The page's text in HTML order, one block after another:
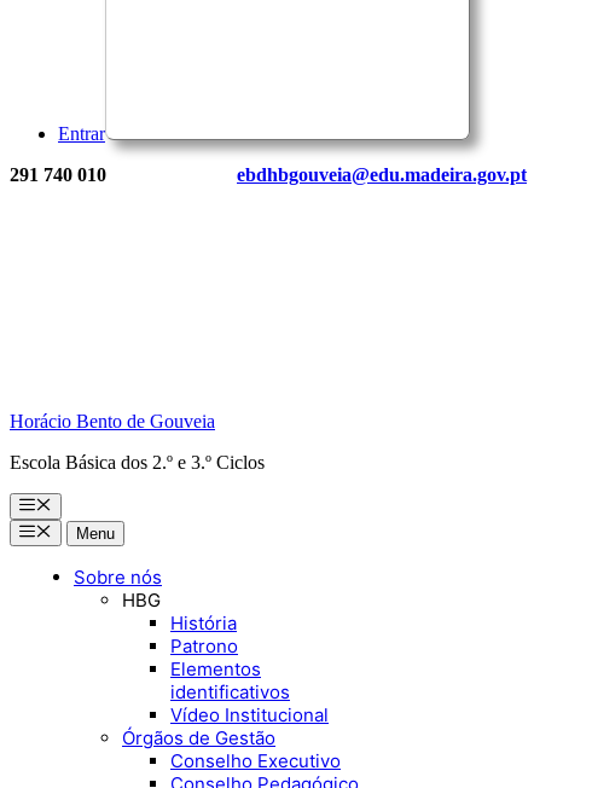
Entrar
291 740 010 ebdhbgouveia@edu.madeira.gov.pt
Horácio Bento de Gouveia
Escola Básica dos 2.º e 3.º Ciclos
Menu
MenuMenu
Sobre nós
HBG
História
Patrono
Elementos
identificativos
Vídeo Institucional
Órgãos de Gestão
Conselho Executivo